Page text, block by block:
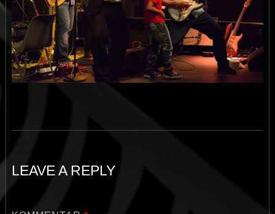
LEAVE A REPLY